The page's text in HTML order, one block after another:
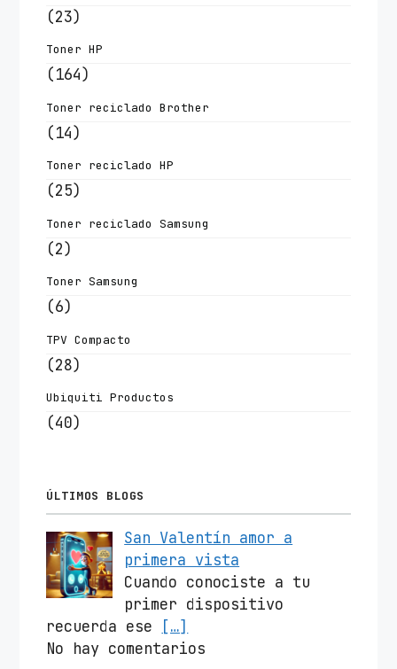
(23)
Toner HP
(164)
Toner reciclado Brother
(14)
Toner reciclado HP
(25)
Toner reciclado Samsung
(2)
Toner Samsung
(6)
TPV Compacto
(28)
Ubiquiti Productos
(40)
ÚLTIMOS BLOGS
San Valentín amor a
primera vista
Cuando conociste a tu
primer dispositivo
recuerda ese
[…]
No hay comentarios